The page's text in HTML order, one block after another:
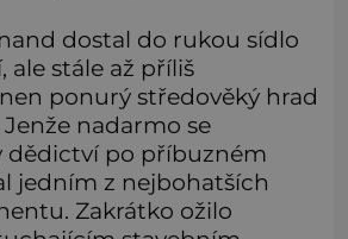
dostal do rukou sídlo
ale stále až příliš
ponurý středověký hrad
nadarmo se
dědictví po příbuzném
jedním z nejbohatších
Zakrátko ožilo